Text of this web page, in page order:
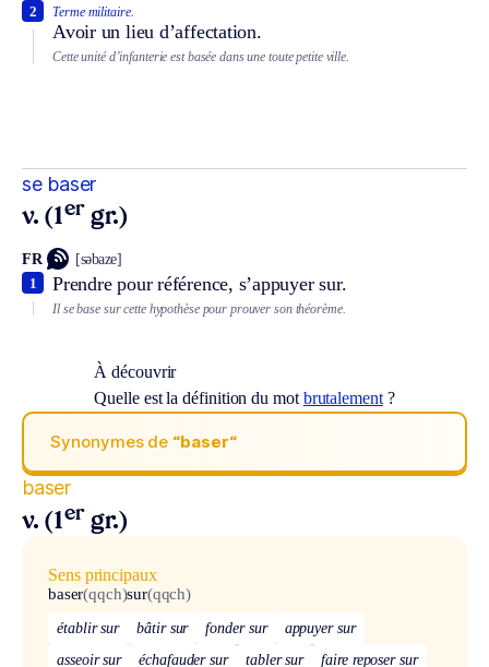
Terme militaire.
Avoir un lieu d’affectation.
2
Cette unité d’infanterie est basée dans une toute petite ville.
se baser
v. (1er gr.)
FR [səbaze]
Prendre pour référence, s’appuyer sur.
1
Il se base sur cette hypothèse pour prouver son théorème.
À découvrir
Quelle est la définition du mot brutalement?
Synonymes de “baser“
baser
v. (1er gr.)
Sens principaux
baser(qqch)sur(qqch)
établir sur bâtir sur fonder sur
appuyer sur
asseoir sur
échafauder sur tabler sur
faire reposer sur